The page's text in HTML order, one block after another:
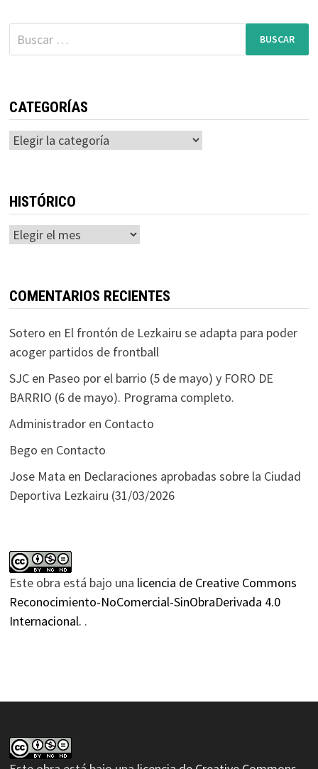
Buscar:
CATEGORÍAS
Categorías
HISTÓRICO
Histórico
COMENTARIOS RECIENTES
Sotero en El frontón de Lezkairu se adapta para poder
acoger partidos de frontball
SJCen Paseo por el barrio (5 de mayo) y FORO DE
BARRIO (6 de mayo). Programa completo.
Administradoren Contacto
Bego en Contacto
Jose Mata en Declaraciones aprobadas sobre la Ciudad
Deportiva Lezkairu (31/03/2026
Este obra está bajo una licencia de Creative Commons
Reconocimiento-NoComercial-SinObraDerivada 4.0
Internacional. .